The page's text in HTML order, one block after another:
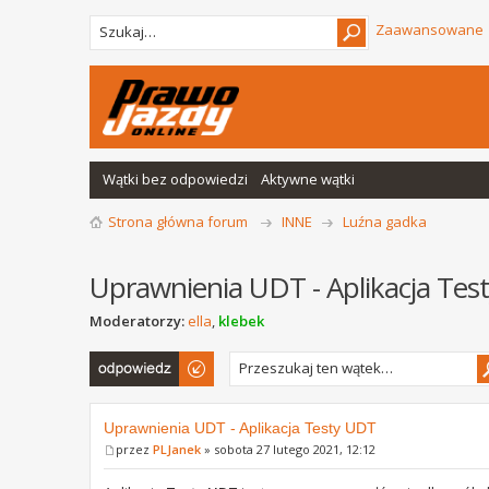
Zaawansowane
Wątki bez odpowiedzi Aktywne wątki
Strona główna forum INNE Luźna gadka
Uprawnienia UDT - Aplikacja
Moderatorzy:ella, klebek
Odpowiedz
Uprawnienia UDT - Aplikacja Testy UDT
przez PLJanek » sobota 27 lutego 2021, 12:12